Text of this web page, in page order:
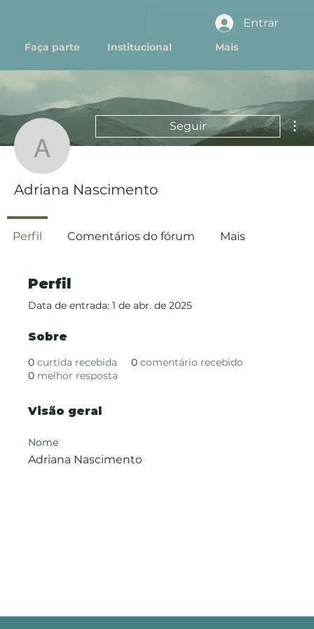
Faça parte Institucional Mais
Entrar
Perfil
Data de entrada: 1 de abr. de 2025
Sobre
0 curtida recebida 0 comentário recebido
0 melhor resposta
Visão geral
Nome
Adriana Nascimento
Adriana Nascimento
Seguir
Adriana Nascimento
Perfil Comentários do fórum Mais